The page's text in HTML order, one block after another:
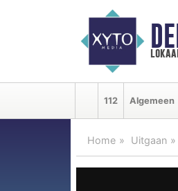
112 Algemeen
Home Uitgaan